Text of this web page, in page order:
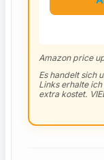
Amazon price
Es handelt sich
Links erhalte
extra kostet.